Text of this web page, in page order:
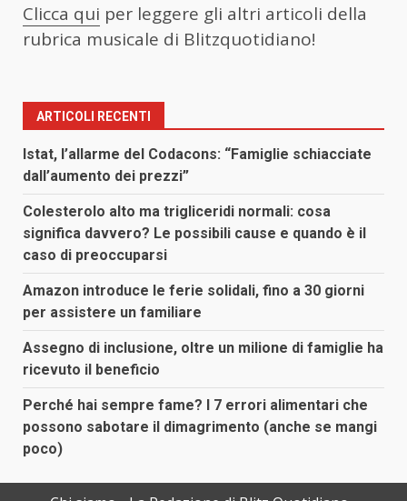
Clicca qui per leggere gli altri articoli della
rubrica musicale di Blitzquotidiano!
ARTICOLI RECENTI
Istat, l’allarme del Codacons: “Famiglie schiacciate
dall’aumento dei prezzi”
Colesterolo alto ma trigliceridi normali: cosa
significa davvero? Le possibili cause e quando è il
caso di preoccuparsi
Amazon introduce le ferie solidali, fino a 30 giorni
per assistere un familiare
Assegno di inclusione, oltre un milione di famiglie ha
ricevuto il beneficio
Perché hai sempre fame? I 7 errori alimentari che
possono sabotare il dimagrimento (anche se mangi
poco)